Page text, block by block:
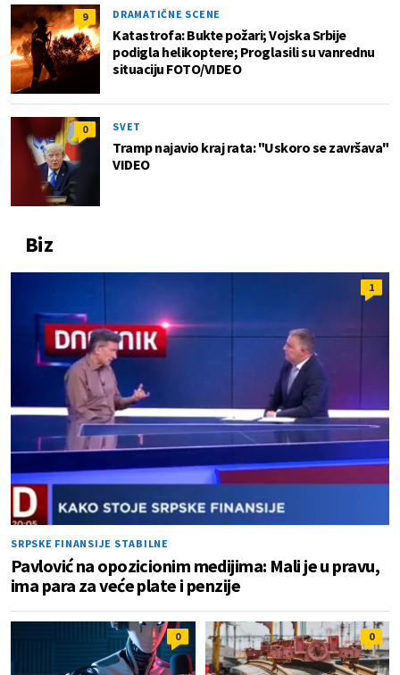
9 DRAMATIČNE SCENE
Katastrofa: Bukte požari; Vojska Srbije
podigla helikoptere; Proglasili su vanrednu
situaciju FOTO/VIDEO
0 SVET
Tramp najavio kraj rata: "Uskoro se završava"
VIDEO
Biz
1
SRPSKE FINANSIJE STABILNE
Pavlović na opozicionim medijima: Mali je u pravu,
ima para za veće plate i penzije
0 0